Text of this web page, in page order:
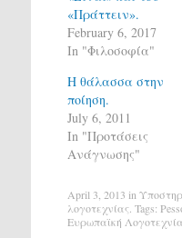
«Πράττειν».
February 6, 2017
In "Φιλοσοφία"
Η θάλασσα στην
ποίηση.
July 6, 2011
In "Προτάσεις
Ανάγνωσης"
April 3, 2013 in
λογοτεχνίας. Tags:
Ευρωπαϊκή Λογοτεχνία